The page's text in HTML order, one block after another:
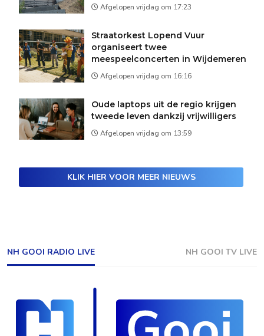
Afgelopen vrijdag om 17:23
Straatorkest Lopend Vuur
organiseert twee
meespeelconcerten in Wijdemeren
Afgelopen vrijdag om 16:16
Oude laptops uit de regio krijgen
tweede leven dankzij vrijwilligers
Afgelopen vrijdag om 13:59
KLIK HIER VOOR MEER NIEUWS
NH GOOI RADIO LIVE NH GOOI TV LIVE